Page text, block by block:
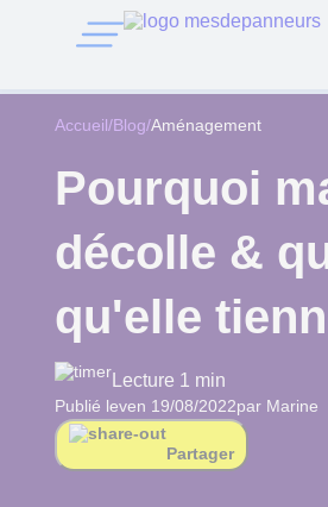
Accueil/Blog/Aménagement
Pourquoi
décolle &
qu'elle
Lecture 1 min
Publié leven 19/08/2022par Marine
Partager